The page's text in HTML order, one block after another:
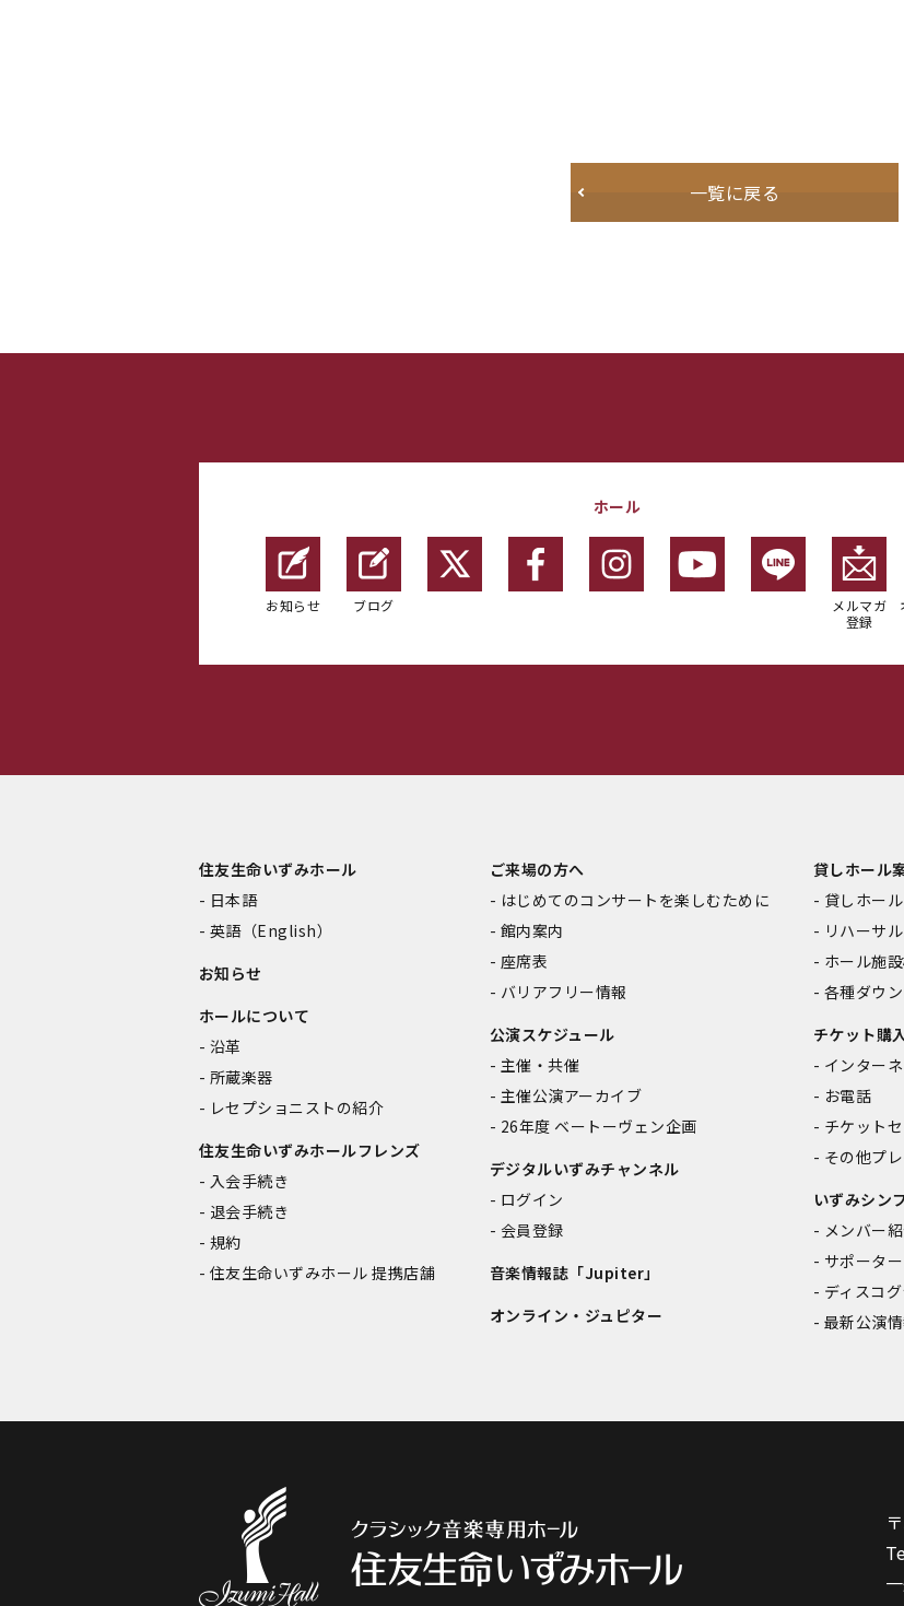
一覧に戻る
ホール
お知らせ ブログ
メルマガ
登録
住友生命いずみホール
日本語
英語（English）
お知らせ
ホールについて
沿革
所蔵楽器
レセプショニストの紹介
住友生命いずみホールフレンズ
入会手続き
退会手続き
規約
住友生命いずみホール 提携店舗
ご来場の方へ
はじめてのコンサートを楽しむために
館内案内
座席表
バリアフリー情報
公演スケジュール
主催・共催
主催公演アーカイブ
26年度 ベートーヴェン企画
デジタルいずみチャンネル
ログイン
会員登録
音楽情報誌「Jupiter」
オンライン・ジュピター
貸しホール
貸しホー
リハーサ
ホール施
各種ダウ
チケット購
インター
お電話
チケット
その他プ
いずみシン
メンバー
サポーター
ディスコ
最新公演